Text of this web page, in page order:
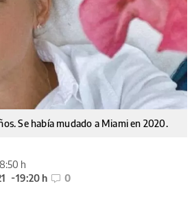
Se había mudado a Miami en 2020.
h
19:20 h 0